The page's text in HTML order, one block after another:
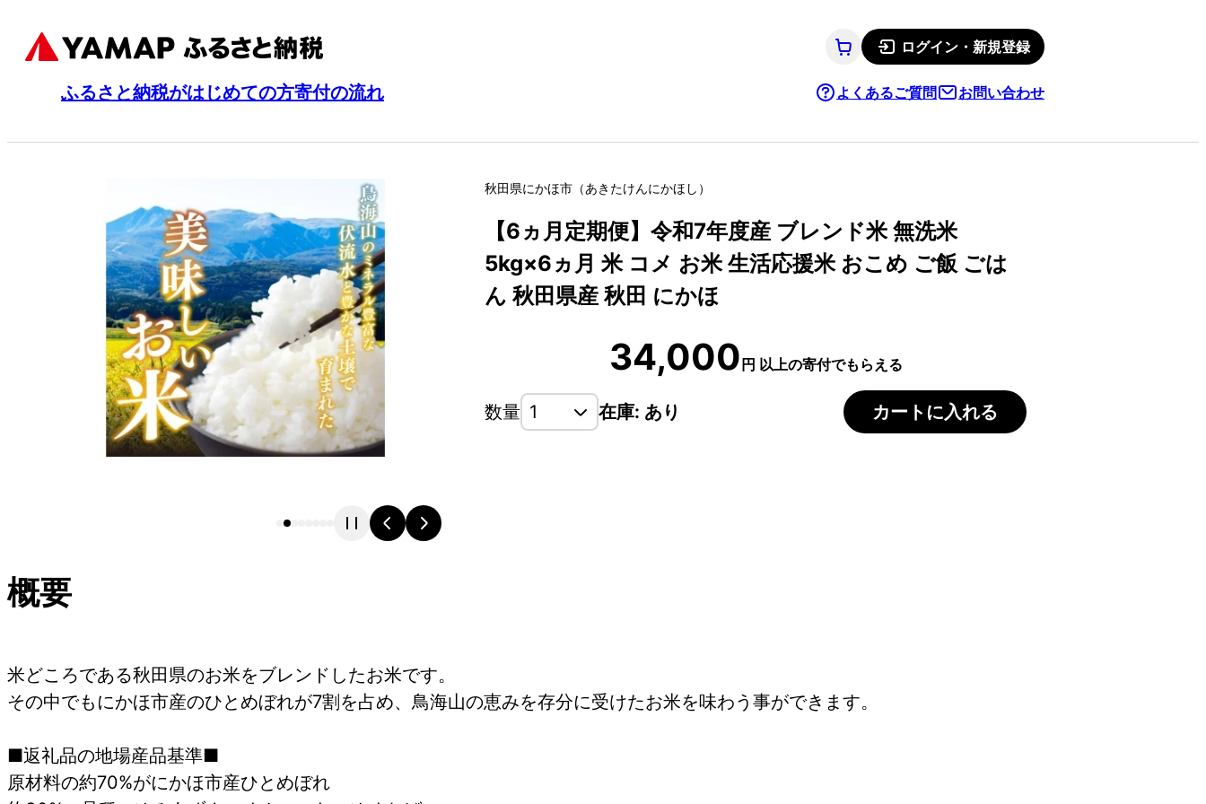
ログイン・新規登録
ふるさと納税がはじめての方寄付の流れ よくあるご質問 お問い合わせ
秋田県にかほ市 （あきたけんにかほし ）
【6ヵ月定期便】令和7年度産 ブレンド米 無洗米
5kg×6ヵ月 米 コメ お米 生活応援米 おこめ ご飯 ごは
ん 秋田県産 秋田 にかほ
34,000円 以上の寄付でもらえる
数量 在庫: あり カートに入れる
概要
米どころである秋田県のお米をブレンドしたお米です。
その中でもにかほ市産のひとめぼれが7割を占め、鳥海山の恵みを存分に受けたお米を味わう事ができます。
■返礼品の地場産品基準■
原材料の約70%がにかほ市産ひとめぼれ